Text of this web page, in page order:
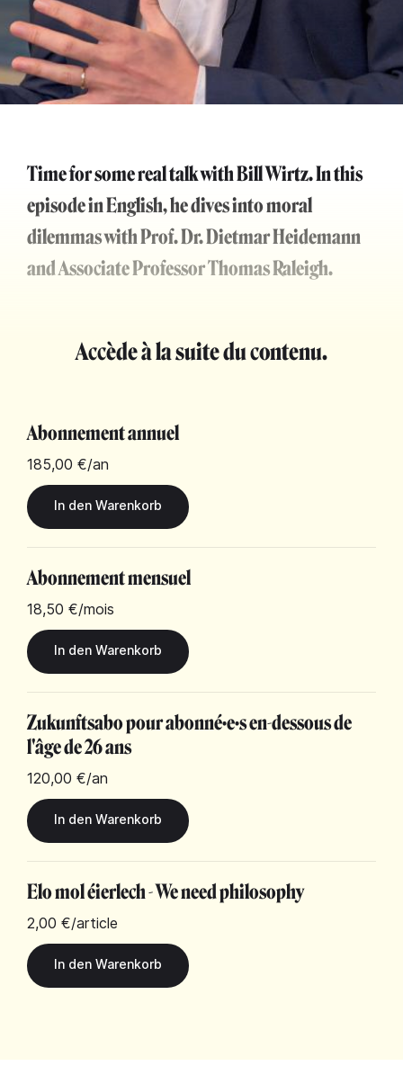
Time for some real talk with Bill Wirtz. In this
episode in English, he dives into moral
dilemmas with Prof. Dr. Dietmar Heidemann
and Associate Professor Thomas Raleigh.
Accède à la suite du contenu.
Abonnement annuel
185,00 €/an
Abonnement mensuel
18,50 €/mois
Zukunftsabo pour abonné·e·s en-dessous de
l'âge de 26 ans
120,00 €/an
Elo mol éierlech - We need philosophy
2,00 €/article